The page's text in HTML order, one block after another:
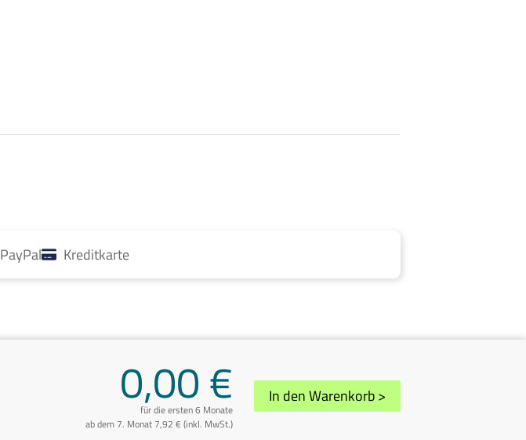
PayPal Kreditkarte
0,00 €
für die ersten 6 Monate
ab dem 7. Monat 7,92 € (inkl. MwSt.)
In den Warenkorb >